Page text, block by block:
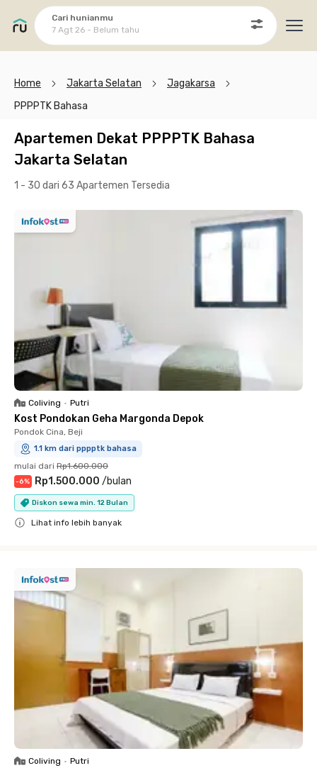
Cari hunianmu
7 Agt 26 - Belum tahu
Home Jakarta Selatan
Jagakarsa
PPPPTK Bahasa
Apartemen Dekat PPPPTK Bahasa
Jakarta Selatan
1 - 30 dari 63 Apartemen Tersedia
Coliving • Putri
Kost Pondokan Geha Margonda Depok
Pondok Cina, Beji
1.1 km dari pppptk bahasa
mulai dari Rp1.600.000
-6% Rp1.500.000 /bulan
Diskon sewa min. 12 Bulan
Lihat info lebih banyak
Coliving • Putri